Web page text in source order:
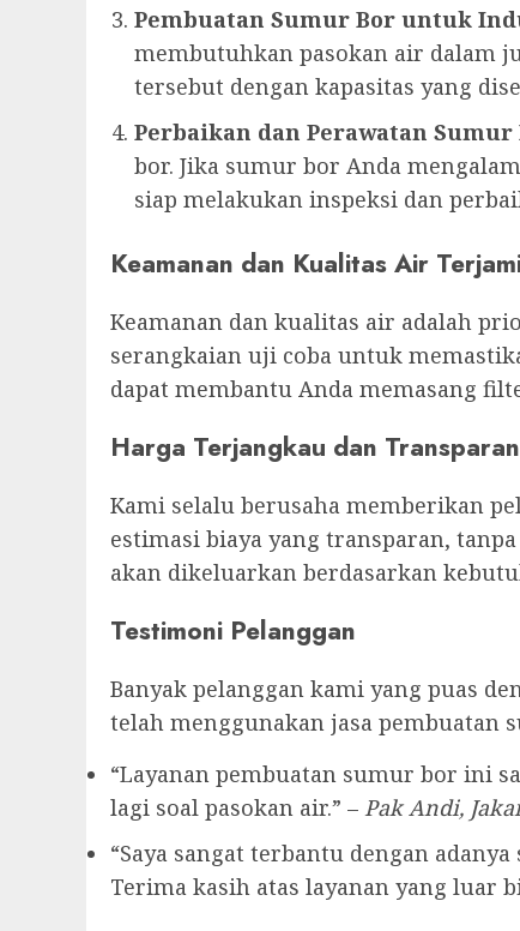
Pembuatan Sumur Bor untuk
membutuhkan pasokan air dalam
tersebut dengan kapasitas yang
Perbaikan dan Perawatan Sumur
bor. Jika sumur bor Anda
siap melakukan inspeksi dan
Keamanan dan Kualitas Air
Keamanan dan kualitas air adalah
serangkaian uji coba untuk
dapat membantu Anda memasang
Harga Terjangkau dan Transparan
Kami selalu berusaha memberikan
estimasi biaya yang transparan,
akan dikeluarkan berdasarkan
Testimoni Pelanggan
Banyak pelanggan kami yang puas
telah menggunakan jasa pembuatan
“Layanan pembuatan sumur bor ini
lagi soal pasokan air.” – Pak Andi,
“Saya sangat terbantu dengan
Terima kasih atas layanan yang luar